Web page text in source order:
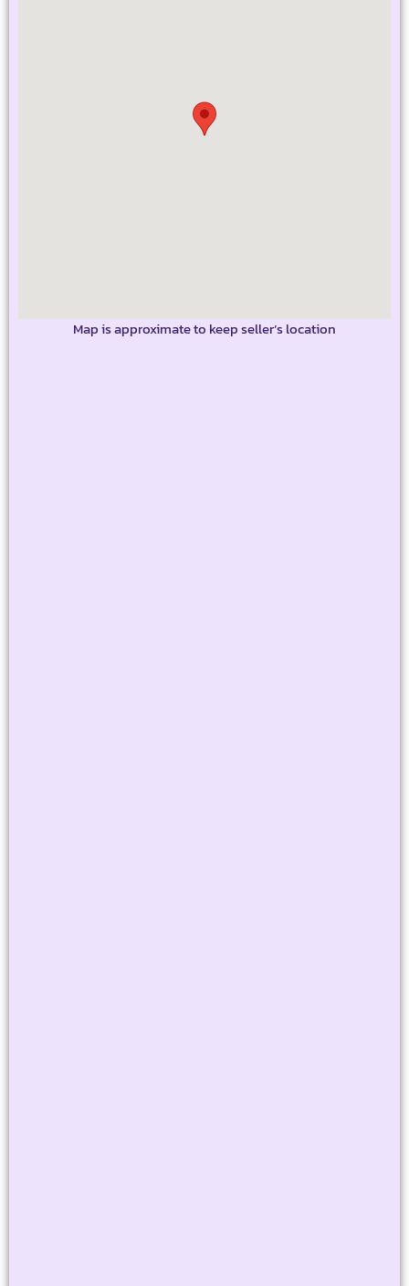
Map is approximate to keep seller’s location